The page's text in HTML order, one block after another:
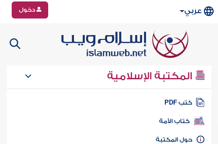
عربي دخول
المكتبة الإسلامية
كتب PDF
كتاب الأمة